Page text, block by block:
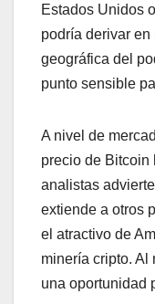
Estados Unidos
podría derivar
geográfica del
punto sensible
A nivel de
precio de Bitcoin
analistas
extiende a otros
el atractivo de
minería cripto. Al
una oportunidad